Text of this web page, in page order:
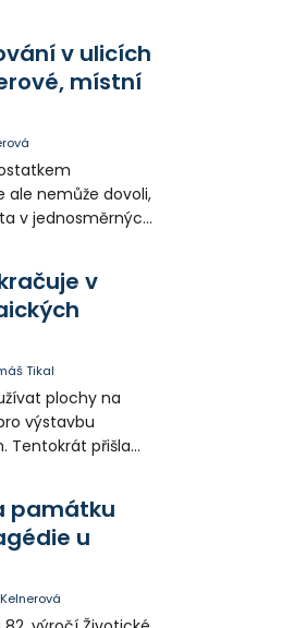
v ulicích
místní
ale nemůže dovoli,
v jednosměrných
sepsat petici.
v
Tikal
plochy na
výstavbu
Tentokrát přišla
památku
u